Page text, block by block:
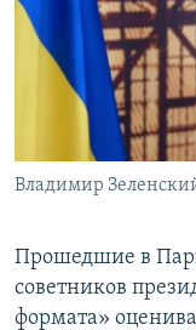
ПОБЕДИТЕЛЕЙ НЕ
ELIFBE
УКРАИНСКАЯ
ПРИСОЕДИНЯЙТЕСЬ!
Все сайты RFE/
Владимир
Прошедшие в
советников
формата»